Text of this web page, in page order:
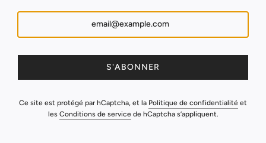
© 2026, Instruments Zen
S'ABONNER
Ce site est protégé par hCaptcha, et la Politique de confidentialité et
les Conditions de servicede hCaptcha s’appliquent.